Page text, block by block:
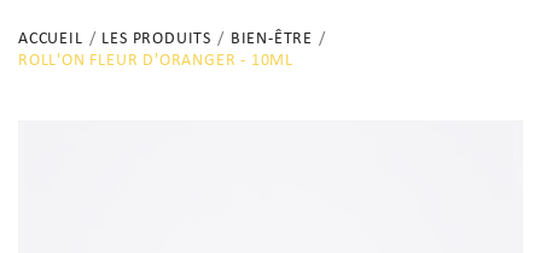
ACCUEIL LES PRODUITS
BIEN-ÊTRE
ROLL'ON FLEUR D'ORANGER - 10ML